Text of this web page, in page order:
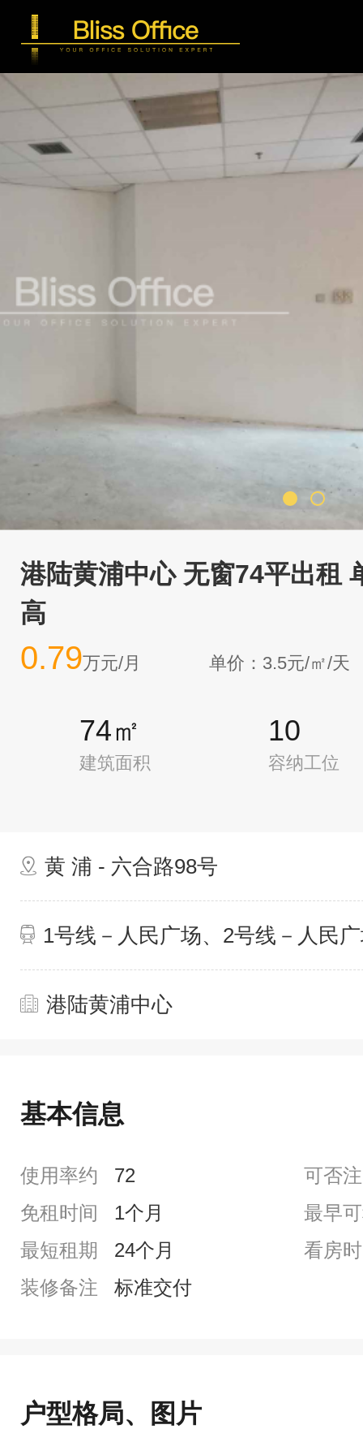
港陆黄浦中心 无窗74平出租
高
0.79万元/月 单价：3.5元/㎡/天
74㎡
建筑面积
10
容纳工位
黄 浦 - 六合路98号
1号线－人民广场、2号线－人民
港陆黄浦中心
基本信息
使用率约 72
可否
免租时间
1个月
最早
最短租期
24个月
看房
装修备注
标准交付
户型格局、图片